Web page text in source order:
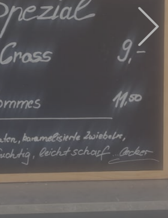
an festen Plätzen
Events buchbar...